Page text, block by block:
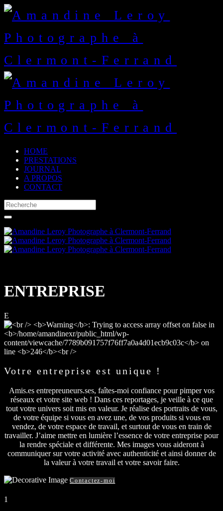
HOME
PRESTATIONS
JOURNAL
A PROPOS
CONTACT
ENTREPRISE
E
Votre entreprise est unique !
Amis.es entrepreuneurs.ses, faîtes-moi confiance pour pimper vos
réseaux et votre site web ! Dans ces reportages, je veille à ce que
tout votre univers soit mis en valeur. Je réalise des portraits de vous,
de votre équipe si vous en avez une, de vos produits si vous en
vendez, de votre espace de travail, et surtout de vous en train de
travailler. J’aime mettre en lumière l’essence de votre entreprise pour
la rendre spéciale et différente. Mes images vous aideront à
communiquer sur votre activité avec authenticité et ainsi donner de
la valeur à votre travail et votre savoir faire.
Contactez-moi
1